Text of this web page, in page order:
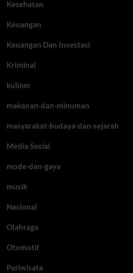
Kesehatan
Keuangan
Keuangan Dan Investasi
Kriminal
kuliner
makanan-dan-minuman
masyarakat-budaya-dan-sejarah
Media Sosial
mode-dan-gaya
musik
Nasional
Olahraga
Otomotif
Pariwisata